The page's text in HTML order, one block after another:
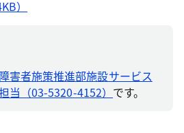
）
障害者施策推進部施設サービス
当（03-5320-4152） です。